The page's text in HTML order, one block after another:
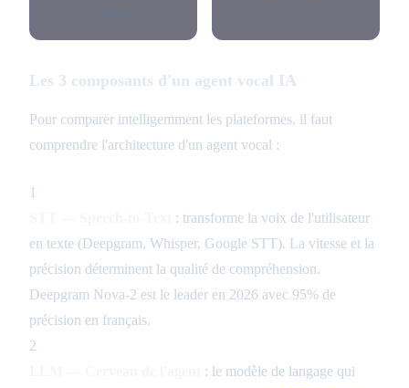
Les 3 composants d'un agent vocal IA
Pour comparer intelligemment les plateformes, il faut
comprendre l'architecture d'un agent vocal :
1
: transforme la voix de l'utilisateur
en texte (Deepgram, Whisper, Google STT). La vitesse et la
précision déterminent la qualité de compréhension.
Deepgram Nova-2 est le leader en 2026 avec 95% de
précision en français.
2
: le modèle de langage qui